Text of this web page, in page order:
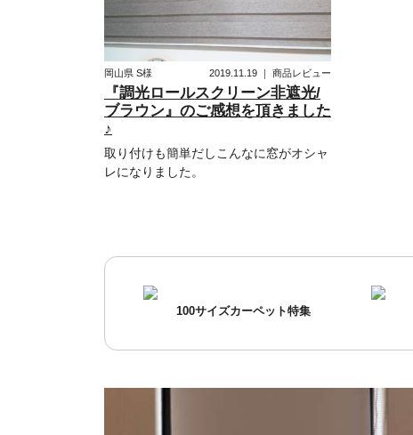
岡山県 S様 2019.11.19 商品レビュー
『調光ロールスクリーン非遮光/
ブラウン』のご感想を頂きました
♪
取り付けも簡単だしこんなに窓がオシャ
レになりました。
100サイズカーペット特集